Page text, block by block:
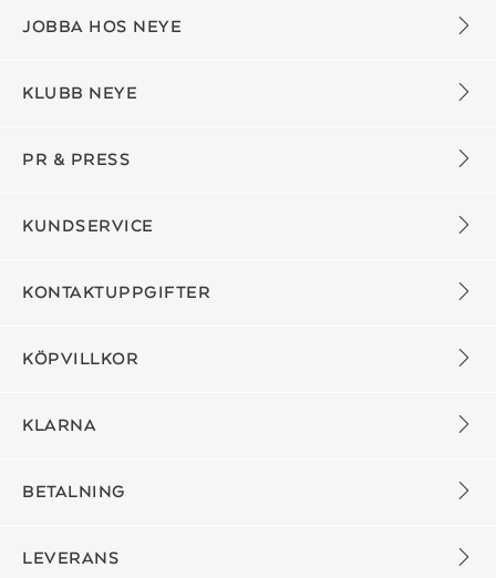
JOBBA HOS NEYE
KLUBB NEYE
PR & PRESS
KUNDSERVICE
KONTAKTUPPGIFTER
KÖPVILLKOR
KLARNA
BETALNING
LEVERANS